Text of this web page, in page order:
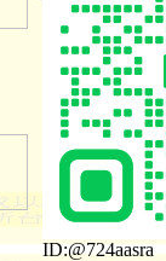
ID:@724aasra